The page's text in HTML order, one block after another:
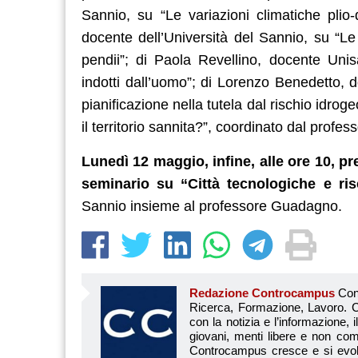
Sannio, su “Le variazioni climatiche
docente dell’Università del Sannio, su
pendii”; di Paola Revellino, docente
indotti dall’uomo”; di Lorenzo Benedetto,
pianificazione nella tutela dal rischio
il territorio sannita?”, coordinato dal
Lunedì 12 maggio, infine, alle ore 10,
seminario su “Città tecnologiche e
Sannio insieme al professore Guadagno.
Redazione Controcampus Controcampus è Il magazine più letto dai giovani su: Scuola, Università, Ricerca, Formazione, Lavoro. Controcampus nasce nell’ottobre 2001 con la missione di affiancare con la notizia e l’informazione, il mondo dell’istruzione e dell’università. Il suo cuore pulsante sono i giovani, menti libere e non compromesse da nessun interesse di parte. Il progetto è ambizioso e Controcampus cresce e si evolve arricchendo il proprio staff con nuovi giovani vogliosi di